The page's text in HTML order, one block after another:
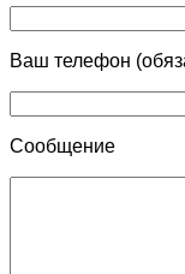
Ваш телефон
Сообщение